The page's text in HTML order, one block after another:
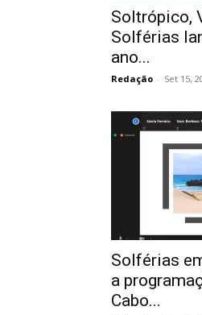
Soltrópico,
Solférias
ano...
Redação - Set 15,
Solférias
a
Cabo...